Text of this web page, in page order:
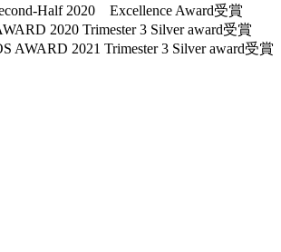
Half 2020 Excellence Award受賞
2020 Trimester 3 Silver award受賞
AWARD 2021 Trimester 3 Silver award受賞